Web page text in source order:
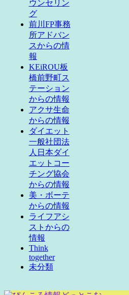
ウンセリン
グ
前川FP事務
所アドバン
スからの情
報
KEiROU板
橋前野町ス
テーション
からの情報
アクサ生命
からの情報
ダイエット
一般社団法
人日本ダイ
エットコー
チング協会
からの情報
美・ボーテ
からの情報
ライフアシ
ストからの
情報
Think
together
未分類